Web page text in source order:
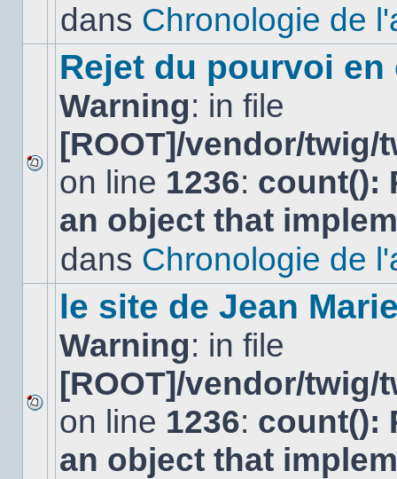
dansdans Chronologie de
Aucun
nouveau
message
non-
dans
sujet.
Rejet du pourvoi
Warning: in file
[ROOT]/vendor/
on line 1236: count():
an object that
dans Chronologie de
Aucun
nouveau
message
non-
le site de Jean
Warning: in file
[ROOT]/vendor/
on line 1236: count():
an object that